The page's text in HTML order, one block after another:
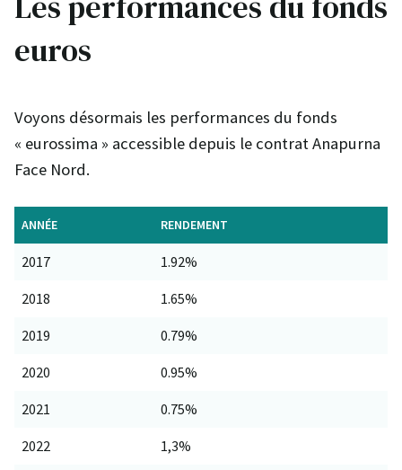
euros
Voyons désormais les performances du fonds
« eurossima » accessible depuis le contrat Anapurna
Face Nord.
ANNÉE RENDEMENT
2017 1.92%
2018 1.65%
2019 0.79%
2020 0.95%
2021 0.75%
2022 1,3%